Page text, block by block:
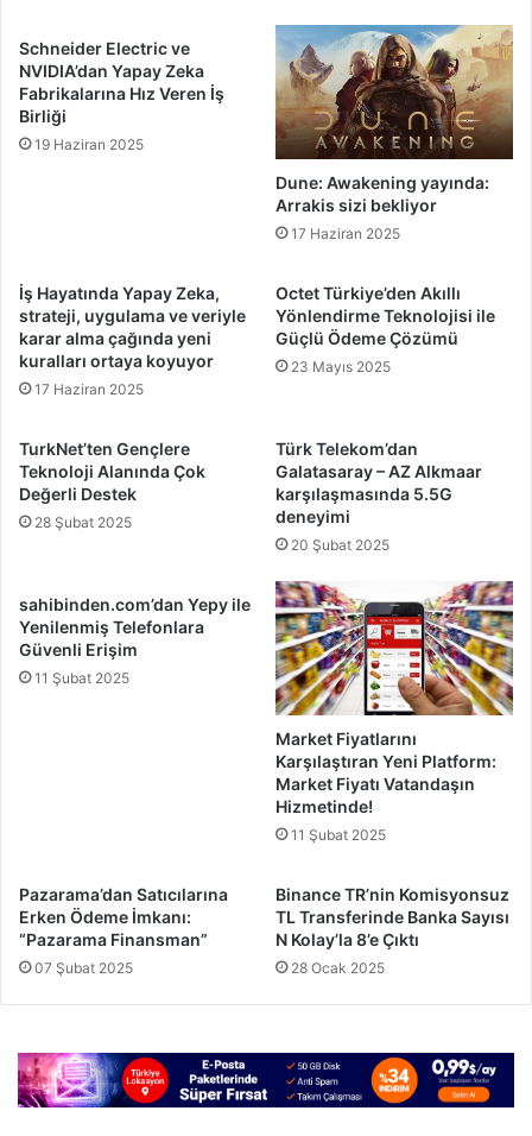
Schneider Electric ve
NVIDIA’dan Yapay Zeka
Fabrikalarına Hız Veren İş
Birliği
19 Haziran 2025
Dune: Awakening yayında:
Arrakis sizi bekliyor
17 Haziran 2025
İş Hayatında Yapay Zeka,
strateji, uygulama ve veriyle
karar alma çağında yeni
kuralları ortaya koyuyor
17 Haziran 2025
Octet Türkiye’den Akıllı
Yönlendirme Teknolojisi ile
Güçlü Ödeme Çözümü
23 Mayıs 2025
TurkNet’ten Gençlere
Teknoloji Alanında Çok
Değerli Destek
28 Şubat 2025
Türk Telekom’dan
Galatasaray – AZ Alkmaar
karşılaşmasında 5.5G
deneyimi
20 Şubat 2025
sahibinden.com’dan Yepy ile
Yenilenmiş Telefonlara
Güvenli Erişim
11 Şubat 2025
Market Fiyatlarını
Karşılaştıran Yeni Platform:
Market Fiyatı Vatandaşın
Hizmetinde!
11 Şubat 2025
Pazarama’dan Satıcılarına
Erken Ödeme İmkanı:
“Pazarama Finansman”
07 Şubat 2025
Binance TR’nin Komisyonsuz
TL Transferinde Banka Sayısı
N Kolay’la 8’e Çıktı
28 Ocak 2025